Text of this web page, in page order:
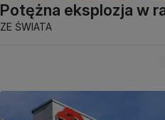
Potężna eksplozja w
ZE ŚWIATA